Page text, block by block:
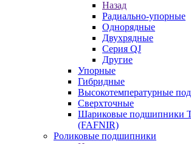
Назад
Радиально-упорные
Однорядные
Двухрядные
Серия QJ
Другие
Упорные
Гибридные
Высокотемпературные
Сверхточные
Шариковые подшипники
(FAFNIR)
Роликовые подшипники